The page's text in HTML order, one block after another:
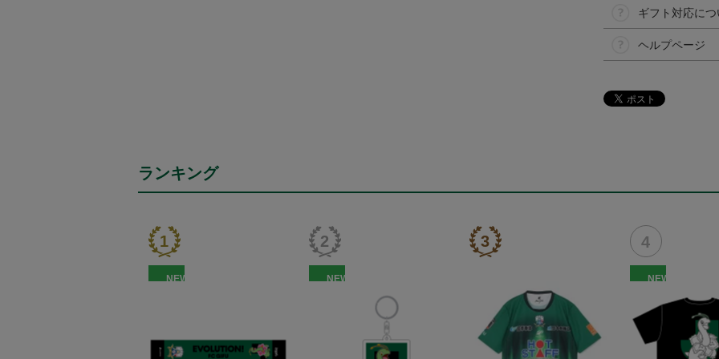
ギフト対応に
ヘルプページ
ランキング
NEW NEW NEW